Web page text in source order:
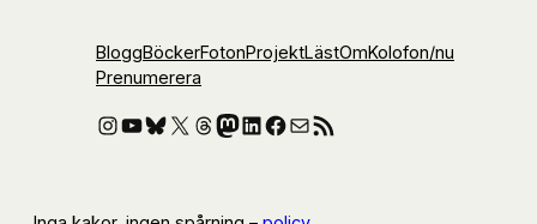
BloggBöckerFotonProjektLästOmKolofon/nu
Prenumerera
Instagram
YouTube
Bluesky
X Threads
Mastodon
LinkedIn
Facebook
E-postRSS-flöde